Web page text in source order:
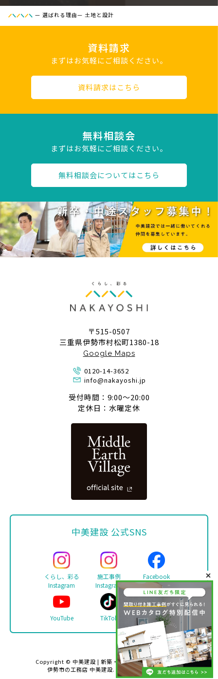
— 選ばれる理由— 土地と設計
資料請求
まずはお気軽にご相談ください。
資料請求はこちら
無料相談会
まずはお気軽にご相談ください。
無料相談会についてはこちら
〒515-0507
三重県伊勢市村松町1380-18
Google Maps
0120-14-3652
info@nakayoshi.jp
受付時間：9:00〜20:00
定休日：水曜定休
中美建設 公式SNS
くらし、彩る
Instagram
施工事例
Instagram
Facebook
YouTube TikTok LINE
Copyright © 中美建設 | 新築・リフォーム・注文住宅は
伊勢市の工務店 中美建設. All rights reserved.